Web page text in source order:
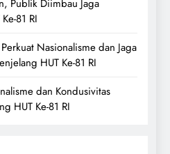
Publik Diimbau Jaga
81 RI
Nasionalisme dan Jaga
HUT Ke-81 RI
dan Kondusivitas
HUT Ke-81 RI